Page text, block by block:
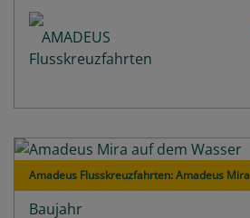
Amadeus Flusskreuzfahrten: Amadeus Mira
Baujahr